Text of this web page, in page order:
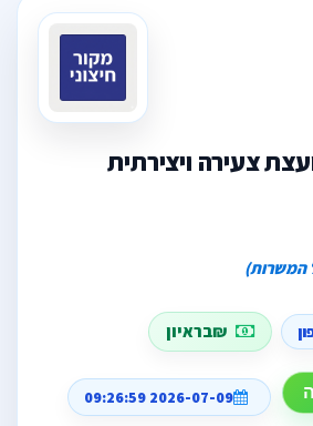
צעירה ויצירתית
המשרות)
₪בראיון
2026-07-09 09:26:59